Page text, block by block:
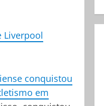
Liverpool
conquistou
em